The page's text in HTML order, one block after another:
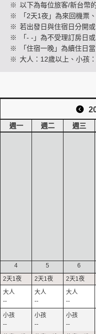
創造旅遊
※ 以下為每位旅客/新台幣
※
「2天1夜」為來回機票
※ 若出發日與住宿日分開
※
「- -」為不受理訂房日
※
「住宿一晚」為續住日
※ 大人：12歲以上、小孩
週一 週二 週三
4
--
--
5
--
--
6
--
--